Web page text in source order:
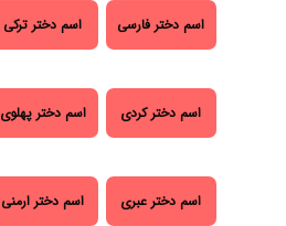
اسم دختر فارسی اسم دختر ترکی
اسم دختر کردی اسم دختر پهلوی
اسم دختر عبری اسم دختر ارمنی